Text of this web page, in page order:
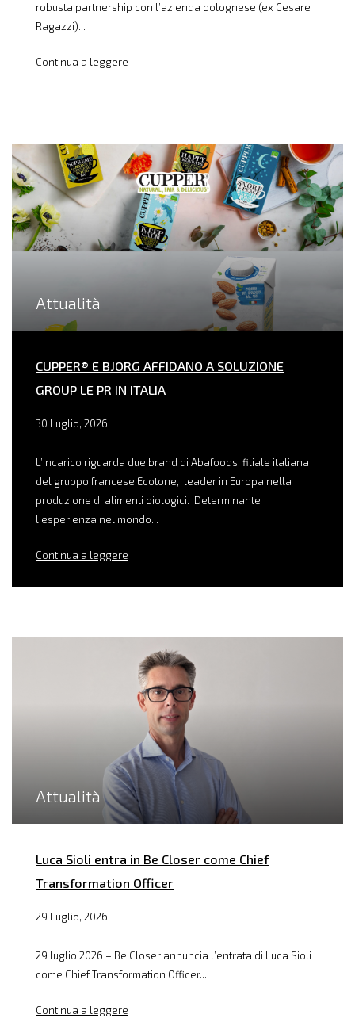
robusta partnership con l’azienda bolognese (ex Cesare
Ragazzi)...
Continua a leggere
Attualità
CUPPER® E BJORG AFFIDANO A SOLUZIONE
GROUP LE PR IN ITALIA
30 Luglio, 2026
L’incarico riguarda due brand di Abafoods, filiale italiana
del gruppo francese Ecotone, leader in Europa nella
produzione di alimenti biologici. Determinante
l’esperienza nel mondo...
Continua a leggere
Attualità
Luca Sioli entra in Be Closer come Chief
Transformation Officer
29 Luglio, 2026
29 luglio 2026 – Be Closer annuncia l’entrata di Luca Sioli
come Chief Transformation Officer...
Continua a leggere